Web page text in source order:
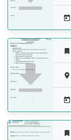





